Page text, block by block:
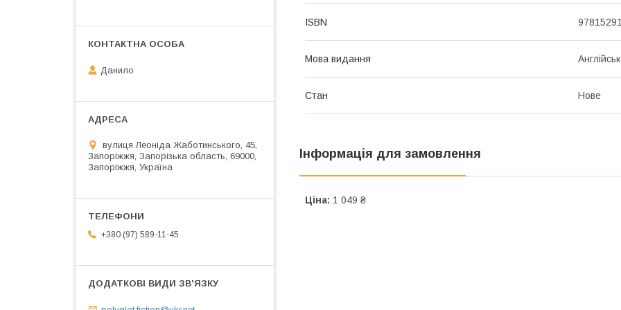
ISBN
Мова видання
Стан Нове
Інформація для замовлення
Ціна: 1 049 ₴
Данило
вулиця Леоніда Жаботинського, 45,
Запоріжжя, Запорізька область, 69000,
Запоріжжя, Україна
+380 (97) 589-11-45